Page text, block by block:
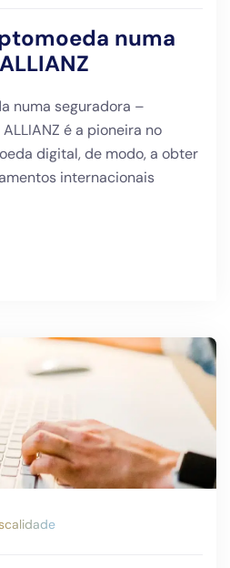
numa
numa seguradora –
é a pioneira no
digital, de modo, a obter
internacionais